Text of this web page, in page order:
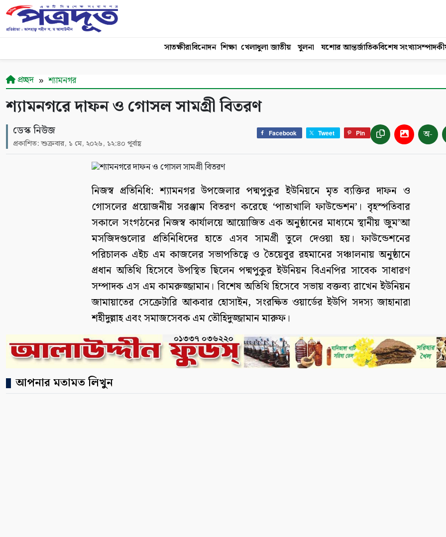
সাতক্ষীরাবিনোদন শিক্ষা খেলাধুলা জাতীয় খুলনা যশোর আন্তর্জাতিকবিশেষ সংখ্যা
প্রচ্ছদ শ্যামনগর
শ্যামনগরে দাফন ও গোসল সামগ্রী বিতরণ
ডেস্ক নিউজ
প্রকাশিত: শুক্রবার, ১ মে, ২০২৬, ১২:৪০ পূর্বাহ্ণ
Facebook Tweet Pin অ-
নিজস্ব প্রতিনিধি: শ্যামনগর উপজেলার পদ্মপুকুর ইউনিয়নে মৃত ব্যক্তির দাফন ও
গোসলের প্রয়োজনীয় সরঞ্জাম বিতরণ করেছে ‘পাতাখালি ফাউন্ডেশন’। বৃহস্পতিবার
সকালে সংগঠনের নিজস্ব কার্যালয়ে আয়োজিত এক অনুষ্ঠানের মাধ্যমে স্থানীয় জুম’আ
মসজিদগুলোর প্রতিনিধিদের হাতে এসব সামগ্রী তুলে দেওয়া হয়। ফাউন্ডেশনের
পরিচালক এইচ এম কাজলের সভাপতিত্বে ও তৈয়েবুর রহমানের সঞ্চালনায় অনুষ্ঠানে
প্রধান অতিথি হিসেবে উপস্থিত ছিলেন পদ্মপুকুর ইউনিয়ন বিএনপির সাবেক সাধারণ
সম্পাদক এস এম কামরুজ্জামান। বিশেষ অতিথি হিসেবে সভায় বক্তব্য রাখেন ইউনিয়ন
জামায়াতের সেক্রেটারি আকবার হোসাইন, সংরক্ষিত ওয়ার্ডের ইউপি সদস্য জাহানারা
শহীদুল্লাহ এবং সমাজসেবক এম তৌহিদুজ্জামান মারুফ।
আপনার মতামত লিখুন